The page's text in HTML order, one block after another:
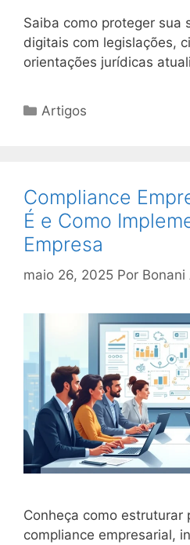
Saiba como proteger sua
digitais com legislações,
orientações jurídicas
Categorias
Artigos
Compliance
É e Como
Empresa
maio 26, 2025 Por
Conheça como estruturar
compliance empresarial,